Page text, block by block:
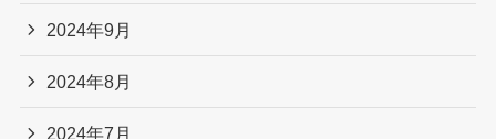
2024年9月
2024年8月
2024年7月